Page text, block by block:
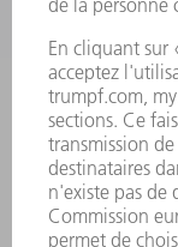
CONSEIL
RAPPORT ANNUEL
PRINCIPES
CONFORMITÉ
SYSTÈME
SÉCURITÉ
COMMUNIQUÉS
MAGAZINE
DURABILITÉ
ENVIRONNEMENT